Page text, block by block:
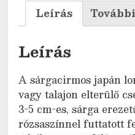
Leírás
Leírás
A sárgacirmos japán
vagy talajon elterülő
3-5 cm-es, sárga
rózsaszínnel futtatott